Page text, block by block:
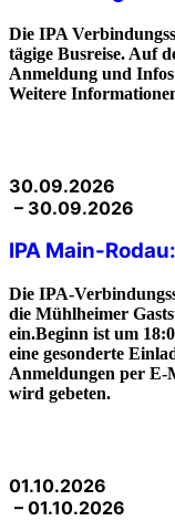
Die IPA
tägige Busreise. Auf
Anmeldung und
Weitere
30.09.2026
– 30.09.2026
IPA Main-
Die IPA-
die Mühlheimer
ein.Beginn ist um
eine gesonderte
Anmeldungen per E-
wird gebeten.
01.10.2026
– 01.10.2026